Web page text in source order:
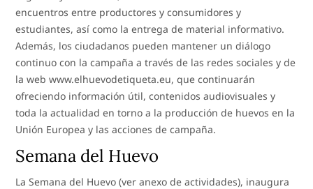
encuentros entre productores y consumidores y
estudiantes, así como la entrega de material informativo.
Además, los ciudadanos pueden mantener un diálogo
continuo con la campaña a través de las redes sociales y de
la web www.elhuevodetiqueta.eu, que continuarán
ofreciendo información útil, contenidos audiovisuales y
toda la actualidad en torno a la producción de huevos en la
Unión Europea y las acciones de campaña.
Semana del Huevo
La Semana del Huevo (ver anexo de actividades), inaugura